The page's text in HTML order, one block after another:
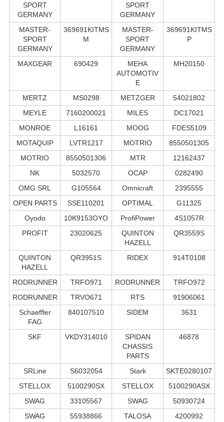
SPORT
GERMANY
SPORT
GERMANY
MASTER-
SPORT
GERMANY
369691KITMS
M
MASTER-
SPORT
GERMANY
369691KITMS
P
MAXGEAR 690429
MEHA
AUTOMOTIV
E
MH20150
MERTZ MS0298 METZGER
54021802
MEYLE
7160200021 MILES
DC17021
MONROE
L16161 MOOG
FDES5109
MOTAQUIP
LVTR1217 MOTRIO
8550501305
MOTRIO
8550501306 MTR
12162437
NK
5032570 OCAP
0282490
OMG SRL
G105564 Omnicraft
2395555
OPEN PARTS
SSE110201 OPTIMAL
G11325
Oyodo
10K9153OYO ProfiPower
4S1057R
PROFIT
23020625
QUINTON
HAZELL
QR3559S
QUINTON
HAZELL
QR3951S RIDEX 914T0108
RODRUNNER TRFO971 RODRUNNER
TRFO972
RODRUNNER
TRVO671 RTS
91906061
Schaeffler
FAG
840107510 SIDEM 3631
SKF VKDY314010
SPIDAN
CHASSIS
PARTS
46878
SRLine S6032054 Stark
SKTE0280107
STELLOX
5100290SX STELLOX
5100290ASX
SWAG
33105567 SWAG
50930724
SWAG
55938866 TALOSA
4200992